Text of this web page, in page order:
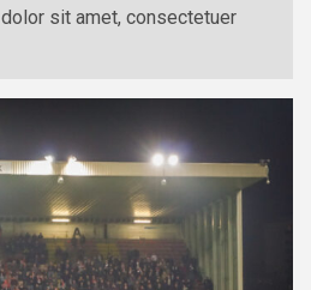
sit amet, consectetuer